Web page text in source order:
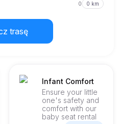
0 0 km
trasę
Infant Comfort
Ensure your little
one's safety and
comfort with our
baby seat rental